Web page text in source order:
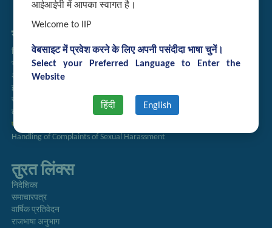
आईआईपी में आपका स्वागत है।
Welcome to IIP
वेबसाइट में प्रवेश करने के लिए अपनी पसंदीदा भाषा चुनें।
Select your Preferred Language to Enter the
Website
हिंदी English
सम्बद्ध लिंक्स
निविदा प्रबंधन
भर्ती
अतिथि गृह आरक्षण
इंट्रानेट
संग्रह
कर्मचारी खोज
प्रौद्योगिकी ब्रोशर
Handling of Complaints of Sexual Harassment
तुरत लिंक्स
निदेशिका
समाचारपत्र
वार्षिक प्रतिवेदन
राजभाषा अनुभाग